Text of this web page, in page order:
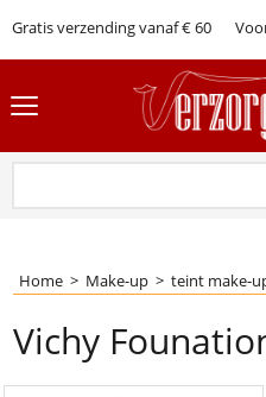
Gratis verzending vanaf € 60
Home > Make-up > teint make-
Vichy